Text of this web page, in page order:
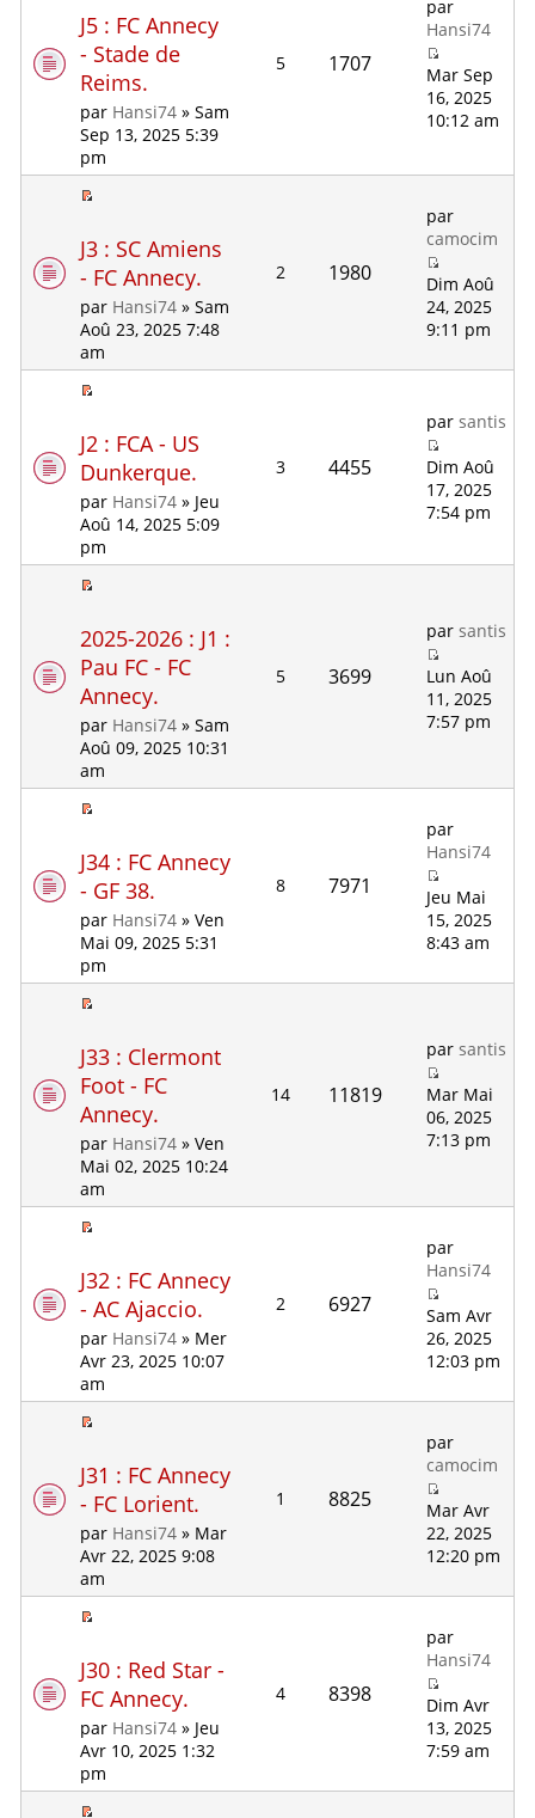
J5 : FC Annecy
- Stade de
Reims.
par Hansi74 » Sam
Sep 13, 2025 5:39
pm
5 1707
par
Hansi74
Mar Sep
16, 2025
10:12 am
J3 : SC Amiens
- FC Annecy.
par Hansi74 » Sam
Aoû 23, 2025 7:48
am
2 1980
par
camocim
Dim Aoû
24, 2025
9:11 pm
J2 : FCA - US
Dunkerque.
par Hansi74 » Jeu
Aoû 14, 2025 5:09
pm
3 4455
parsantis
Dim Aoû
17, 2025
7:54 pm
2025-2026 : J1 :
Pau FC - FC
Annecy.
par Hansi74 » Sam
Aoû 09, 2025 10:31
am
5 3699
parsantis
Lun Aoû
11, 2025
7:57 pm
J34 : FC Annecy
- GF 38.
par Hansi74 » Ven
Mai 09, 2025 5:31
pm
8 7971
par
Hansi74
Jeu Mai
15, 2025
8:43 am
J33 : Clermont
Foot - FC
Annecy.
par Hansi74 » Ven
Mai 02, 2025 10:24
am
14 11819
parsantis
Mar Mai
06, 2025
7:13 pm
J32 : FC Annecy
- AC Ajaccio.
par Hansi74 » Mer
Avr 23, 2025 10:07
am
2 6927
par
Hansi74
Sam Avr
26, 2025
12:03 pm
J31 : FC Annecy
- FC Lorient.
par Hansi74 » Mar
Avr 22, 2025 9:08
am
1 8825
par
camocim
Mar Avr
22, 2025
12:20 pm
J30 : Red Star -
FC Annecy.
par Hansi74 » Jeu
Avr 10, 2025 1:32
pm
4 8398
par
Hansi74
Dim Avr
13, 2025
7:59 am